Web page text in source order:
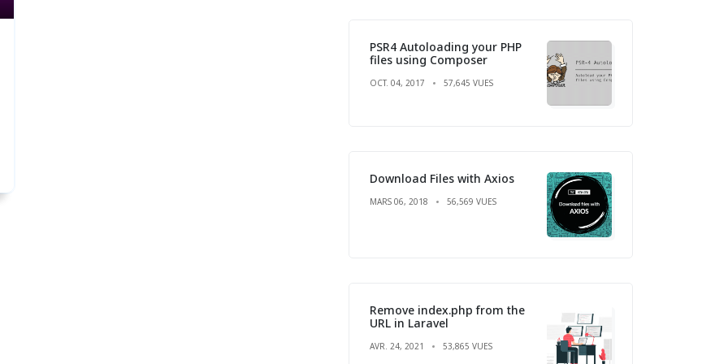
PSR4 Autoloading your PHP
files using Composer
OCT. 04, 2017 57,645 VUES
Download Files with Axios
MARS 06, 2018 56,569 VUES
Remove index.php from the
URL in Laravel
AVR. 24, 2021 53,865 VUES